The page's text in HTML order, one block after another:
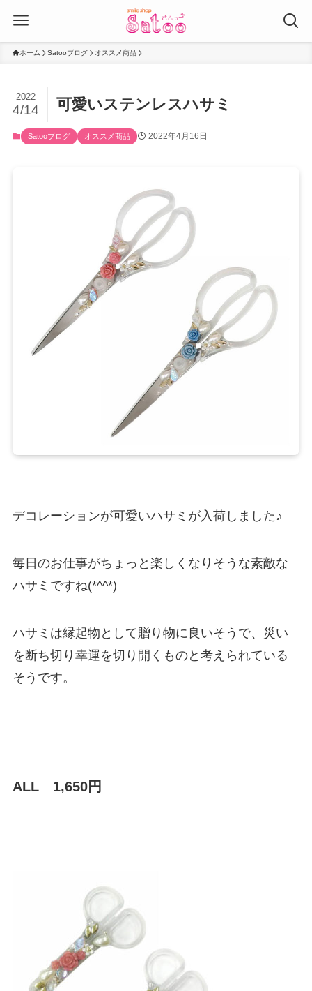
ホーム Satooブログ オススメ商品
可愛いステンレスハサミ
2022
4/14
Satooブログ オススメ商品 2022年4月16日
デコレーションが可愛いハサミが入荷しました♪
毎日のお仕事がちょっと楽しくなりそうな素敵な
ハサミですね(*^^*)
ハサミは縁起物として贈り物に良いそうで、災い
を断ち切り幸運を切り開くものと考えられている
そうです。
ALL 1,650円